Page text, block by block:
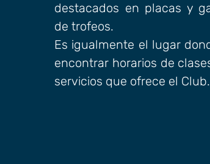
destacados en placas y
de trofeos.
Es igualmente el lugar
encontrar horarios de
servicios que ofrece el Club.